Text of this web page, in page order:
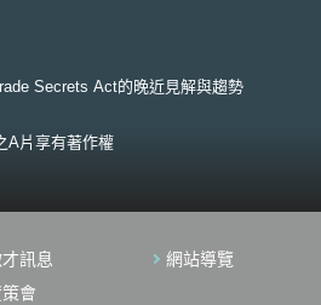
原授權協議較可被接受，再行提出一合於
被授權人想得知更多資訊之請求，或亦提
法院而提起訴訟。 此次徵求公
授權協議之情形？ （6）有關單位
供其他參考資訊？
Secrets Act的晚近見解與趨勢
A片享有著作權
訊息
網站導覽
會